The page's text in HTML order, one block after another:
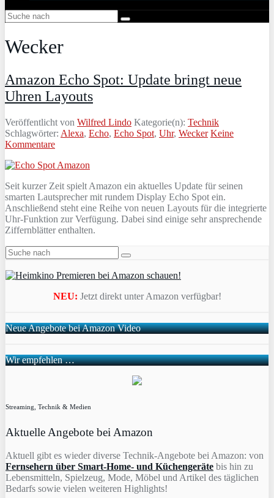
Wecker
Amazon Echo Spot: Update bringt neue
Uhren Layouts
Veröffentlicht von Wilfred Lindo Kategorie(n): Technik
Schlagwörter: Alexa, Echo, Echo Spot, Uhr, Wecker Keine
Kommentare
Seit kurzer Zeit spielt Amazon ein aktuelles Update für seinen
smarten Lautsprecher mit rundem Display Echo Spot ein.
Anschließend steht eine Reihe von neuen Layouts für die integrierte
Uhr-Funktion zur Verfügung. Dabei sind einige sehr ansprechende
Ziffernblätter enthalten.
NEU: Jetzt direkt unter Amazon verfügbar!
Neue Angebote bei Amazon Video
Wir empfehlen …
Streaming, Technik & Medien
Aktuelle Angebote bei Amazon
Aktuell gibt es wieder diverse Technik-Angebote bei Amazon: von
Fernsehern über Smart-Home- und Küchengeräte bis hin zu
Lebensmitteln, Spielzeug, Mode, Möbel und Artikel des täglichen
Bedarfs sowie vielen weiteren Highlights!